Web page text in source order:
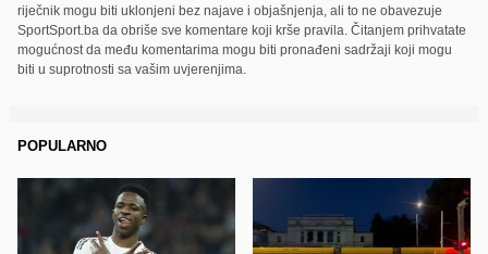
riječnik mogu biti uklonjeni bez najave i objašnjenja, ali to ne obavezuje
SportSport.ba da obriše sve komentare koji krše pravila. Čitanjem prihvatate
mogućnost da među komentarima mogu biti pronađeni sadržaji koji mogu
biti u suprotnosti sa vašim uvjerenjima.
POPULARNO